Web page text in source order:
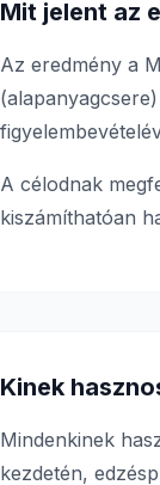
Mit jelent az
Az eredmény a
A célodnak
kiszámíthatóan
Kinek
Mindenkinek
kezdetén,